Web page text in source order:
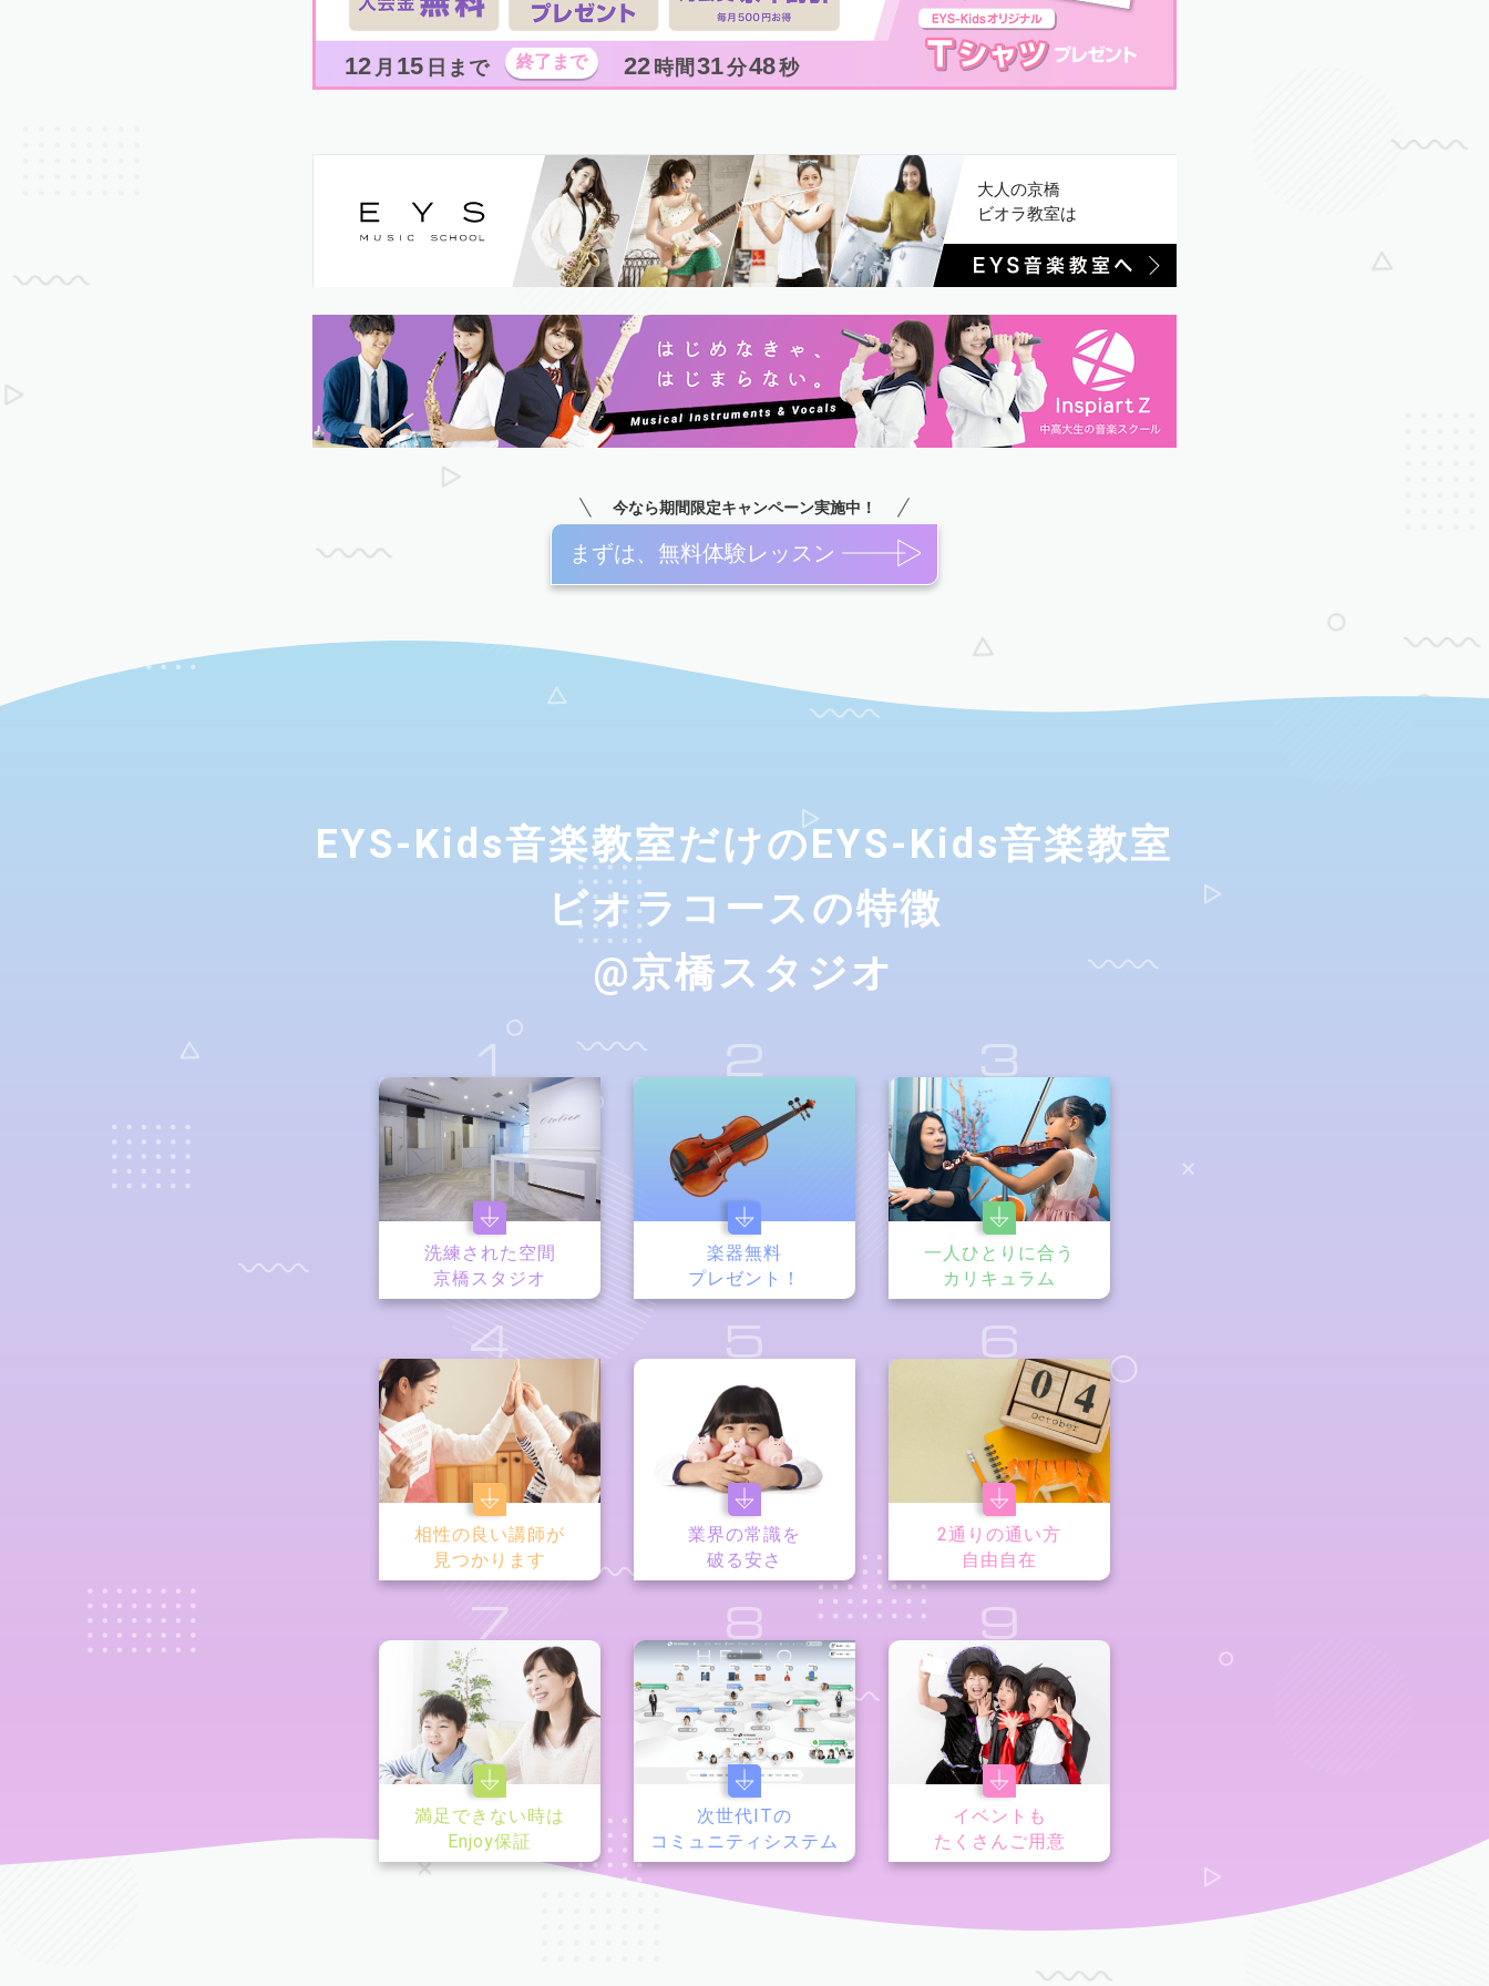
12 月 15 日まで 22 時間 31分46秒
大人の京橋
ビオラ教室は
今なら期間限定キャンペーン実施中！
まずは、無料体験レッスン
EYS-Kids音楽教室だけのEYS-Kids音楽教室
ビオラコースの特徴
@京橋スタジオ
1
洗練された空間
京橋スタジオ
2
楽器無料
プレゼント！
3
一人ひとりに合う
カリキュラム
4
相性の良い講師が
見つかります
5
業界の常識を
破る安さ
6
2通りの通い方
自由自在
7
満足できない時は
Enjoy保証
8
次世代ITの
コミュニティシステム
9
イベントも
たくさんご用意